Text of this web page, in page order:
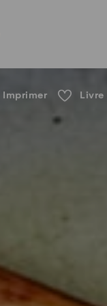
Imprimer Livre